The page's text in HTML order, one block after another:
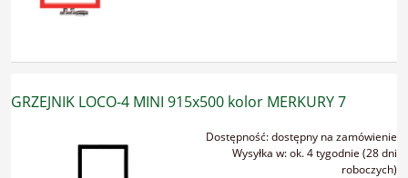
GRZEJNIK LOCO-4 MINI 915x500 kolor MERKURY 7
Dostępność:dostępny na zamówienie
Wysyłka w:ok. 4 tygodnie (28 dni
roboczych)